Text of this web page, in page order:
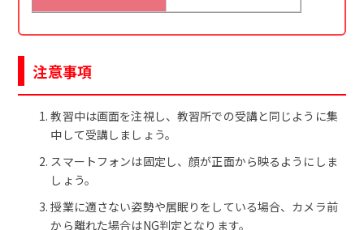
注意事項
教習中は画面を注視し、教習所での受講と同じように集
中して受講しましょう。
スマートフォンは固定し、顔が正面から映るようにしま
しょう。
授業に適さない姿勢や居眠りをしている場合、カメラ前
から離れた場合はNG判定となります。